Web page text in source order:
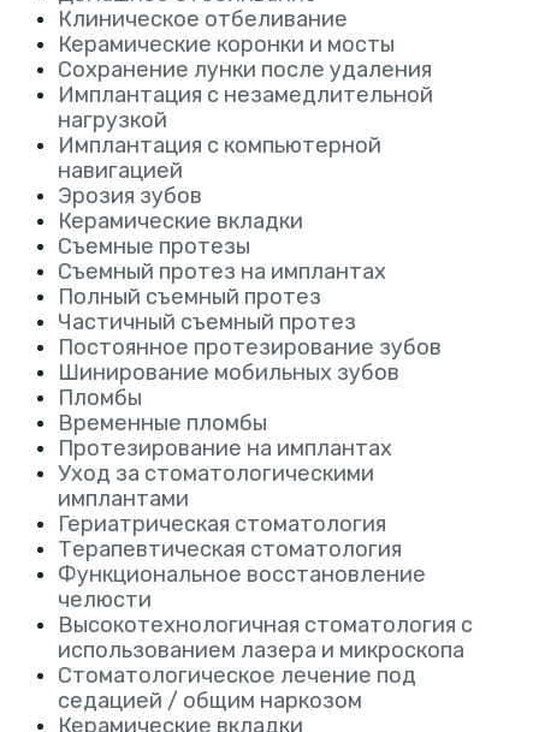
Клиническое отбеливание
Керамические коронки и мосты
Сохранение лунки после удаления
Имплантация с незамедлительной
нагрузкой
Имплантация с компьютерной
навигацией
Эрозия зубов
Керамические вкладки
Съемные протезы
Съемный протез на имплантах
Полный съемный протез
Частичный съемный протез
Постоянное протезирование зубов
Шинирование мобильных зубов
Пломбы
Временные пломбы
Протезирование на имплантах
Уход за стоматологическими
имплантами
Гериатрическая стоматология
Терапевтическая стоматология
Функциональное восстановление
челюсти
Высокотехнологичная стоматология с
использованием лазера и микроскопа
Стоматологическое лечение под
седацией / общим наркозом
Керамические вкладки